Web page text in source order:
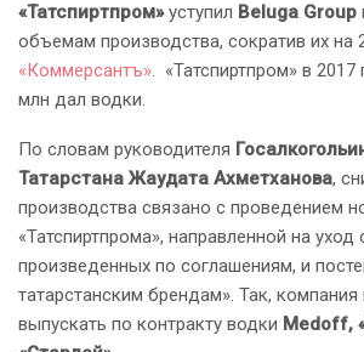
«Татспиртпром»уступил Beluga Group
объемам производства, сократив их на
«Коммерсантъ». «Татспиртпром» в 2017
млн дал водки.
По словам руководителя
Татарстана Жаудата Ахметханова,
производства связано с проведением
«Татспиртпрома», направленной на уход
произведенных по соглашениям, и
татарстанским брендам». Так, компания
выпускать по контракту водки Medoff,